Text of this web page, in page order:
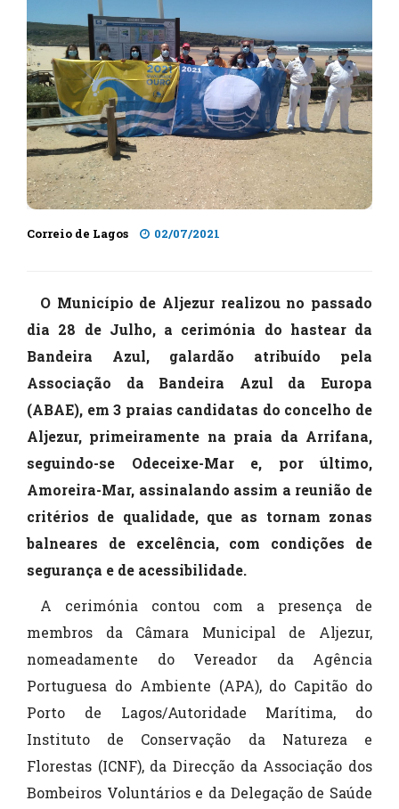
Correio de Lagos 02/07/2021
O Município de Aljezur realizou no passado
dia 28 de Julho, a cerimónia do hastear da
Bandeira Azul, galardão atribuído pela
Associação da Bandeira Azul da Europa
(ABAE), em 3 praias candidatas do concelho de
Aljezur, primeiramente na praia da Arrifana,
seguindo-se Odeceixe-Mar e, por último,
Amoreira-Mar, assinalando assim a reunião de
critérios de qualidade, que as tornam zonas
balneares de excelência, com condições de
segurança e de acessibilidade.
A cerimónia contou com a presença de
membros da Câmara Municipal de Aljezur,
nomeadamente do Vereador da Agência
Portuguesa do Ambiente (APA), do Capitão do
Porto de Lagos/Autoridade Marítima, do
Instituto de Conservação da Natureza e
Florestas (ICNF), da Direcção da Associação dos
Bombeiros Voluntários e da Delegação de Saúde